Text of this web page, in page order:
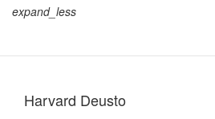
expand_less
Harvard Deusto